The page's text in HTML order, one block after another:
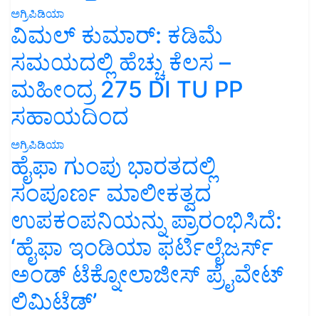
ಅಗ್ರಿಪಿಡಿಯಾ
ವಿಮಲ್ ಕುಮಾರ್: ಕಡಿಮೆ
ಸಮಯದಲ್ಲಿ ಹೆಚ್ಚು ಕೆಲಸ –
ಮಹೀಂದ್ರ 275 DI TU PP
ಸಹಾಯದಿಂದ
ಅಗ್ರಿಪಿಡಿಯಾ
ಹೈಫಾ ಗುಂಪು ಭಾರತದಲ್ಲಿ
ಸಂಪೂರ್ಣ ಮಾಲೀಕತ್ವದ
ಉಪಕಂಪನಿಯನ್ನು ಪ್ರಾರಂಭಿಸಿದೆ:
‘ಹೈಫಾ ಇಂಡಿಯಾ ಫರ್ಟಿಲೈಜರ್ಸ್
ಅಂಡ್ ಟೆಕ್ನೋಲಾಜೀಸ್ ಪ್ರೈವೇಟ್
ಲಿಮಿಟೆಡ್’